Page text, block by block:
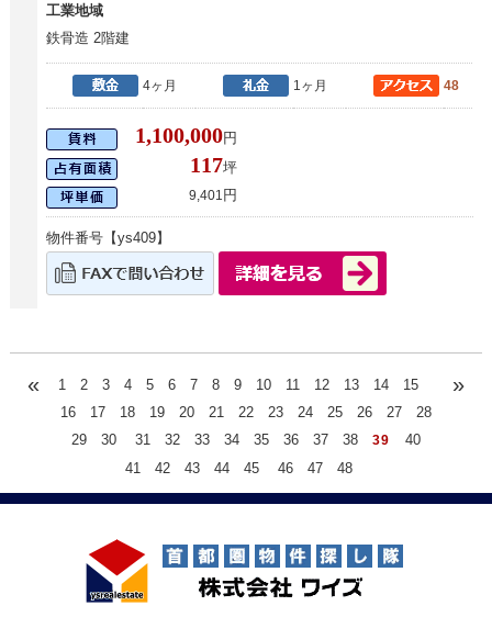
工業地域
鉄骨造 2階建
4ヶ月 1ヶ月 48
1,100,000円
117坪
9,401 円
物件番号【ys409】
« 1 2 3 4 5 6 7 8 9 10 11 12 13 14
15
16
17 18 19 20 21 22 23 24 25 26 27
28
29
30 31 32 33 34 35 36 37 38 39
40
41
42 43 44 45 46 47 48
»